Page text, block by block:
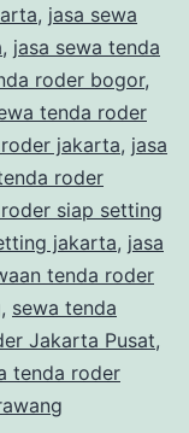
, jasa sewa
, jasa sewa tenda
roder bogor,
tenda roder
jakarta, jasa
roder
siap setting
jakarta, jasa
tenda roder
, sewa tenda
Jakarta Pusat,
tenda roder